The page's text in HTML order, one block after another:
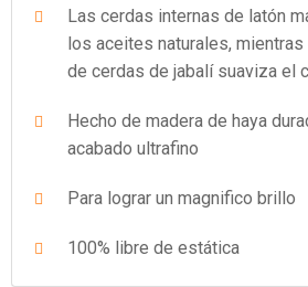
Las cerdas internas de latón
los aceites naturales,
de cerdas de jabalí suaviza el
Hecho de madera de haya
acabado ultrafino
Para lograr un magnifico brillo
100% libre de estática